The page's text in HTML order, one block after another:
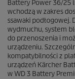
Battery Power 36/25
wchodzą w zakres
ssawaki
wydmuchu, system
do przenoszenia i
urządzeniu.
kompatybilności z
urządzeń Kärcher
w WD 3 Battery